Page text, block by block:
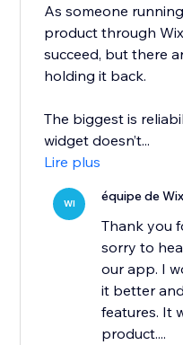
As someone
product through
succeed, but there
holding it back.
The biggest is
widget doesn’t...
Lire plus
WI équipe de Wix
Thank you
sorry to
our app. I
it better
features. It
product....